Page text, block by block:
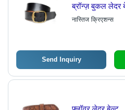
ब्रॉन्ज़ बुकल लेदर
नास्तिज क्रिएशन्स
Send Inquiry